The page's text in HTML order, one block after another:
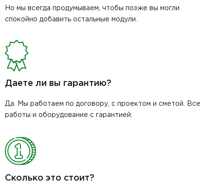
Но мы всегда продумываем, чтобы позже вы могли
спокойно добавить остальные модули.
Даете ли вы гарантию?
Да. Мы работаем по договору, с проектом и сметой. Все
работы и оборудование с гарантией.
Сколько это стоит?